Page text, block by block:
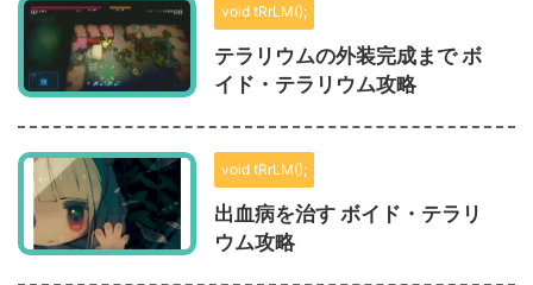
void tRrLM();
テラリウムの外装完成まで ボ
イド・テラリウム攻略
void tRrLM();
出血病を治す ボイド・テラリ
ウム攻略